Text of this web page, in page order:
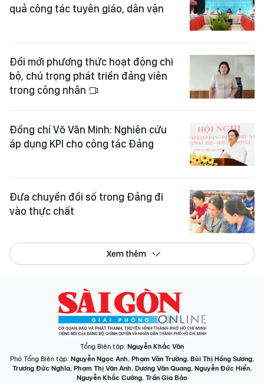
quả công tác tuyên giáo, dân vận
Đổi mới phương thức hoạt động chi
bộ, chú trọng phát triển đảng viên
trong công nhân
Đồng chí Võ Văn Minh: Nghiên cứu
áp dụng KPI cho công tác Đảng
Đưa chuyển đổi số trong Đảng đi
vào thực chất
Xem thêm
Tổng Biên tập: Nguyễn Khắc Văn
Phó Tổng Biên tập: Nguyễn Ngọc Anh, Phạm Văn Trường, Bùi Thị Hồng Sương,
Trương Đức Nghĩa, Phạm Thị Vân Anh, Dương Văn Quang, Nguyễn Đức Hiển,
Nguyễn Khắc Cường, Trần Gia Bảo